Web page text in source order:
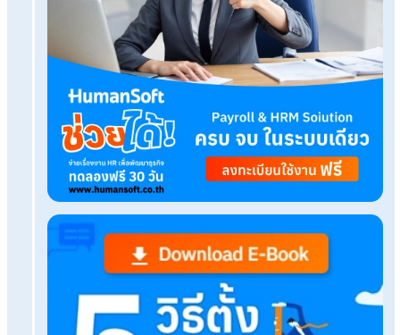
Tags:
ยื่นภาษีออนไลน์
เรื่องที่คุณอาจสนใจ
ไอเดียของขวัญวาเลนไลน์และความหมายดี ๆ ส่งต่อ
ประทับใจ